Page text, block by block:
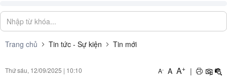
Trang chủ Tin tức - Sự kiện Tin mới
Thứ sáu, 12/09/2025 | 10:10 A- A A+ |